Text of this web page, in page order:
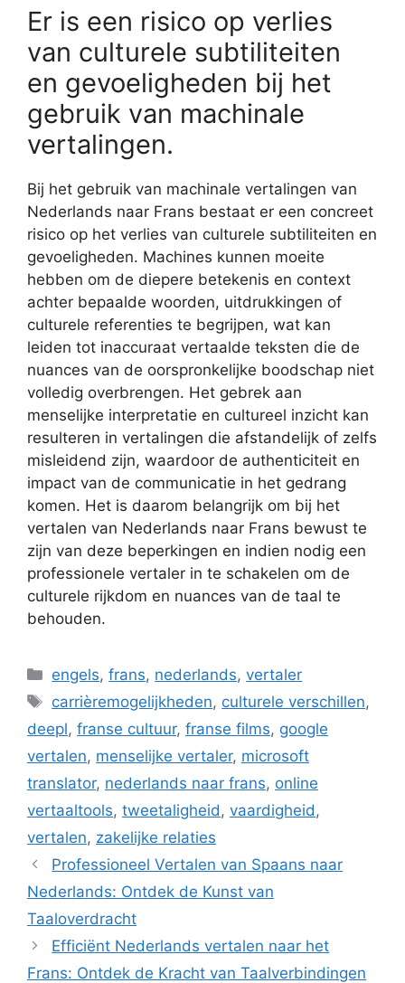
Er is een risico op verlies
van culturele subtiliteiten
en gevoeligheden bij het
gebruik van machinale
vertalingen.
Bij het gebruik van machinale vertalingen van
Nederlands naar Frans bestaat er een concreet
risico op het verlies van culturele subtiliteiten en
gevoeligheden. Machines kunnen moeite
hebben om de diepere betekenis en context
achter bepaalde woorden, uitdrukkingen of
culturele referenties te begrijpen, wat kan
leiden tot inaccuraat vertaalde teksten die de
nuances van de oorspronkelijke boodschap niet
volledig overbrengen. Het gebrek aan
menselijke interpretatie en cultureel inzicht kan
resulteren in vertalingen die afstandelijk of zelfs
misleidend zijn, waardoor de authenticiteit en
impact van de communicatie in het gedrang
komen. Het is daarom belangrijk om bij het
vertalen van Nederlands naar Frans bewust te
zijn van deze beperkingen en indien nodig een
professionele vertaler in te schakelen om de
culturele rijkdom en nuances van de taal te
behouden.
Categorieën
engels,frans, nederlands,vertaler
Tags
carrièremogelijkheden, culturele verschillen,
deepl, franse cultuur, franse films, google
vertalen, menselijke vertaler, microsoft
translator, nederlands naar frans, online
vertaaltools, tweetaligheid , vaardigheid ,
vertalen, zakelijke relaties
Professioneel Vertalen van Spaans naar
Nederlands: Ontdek de Kunst van
Taaloverdracht
Efficiënt Nederlands vertalen naar het
Frans: Ontdek de Kracht van Taalverbindingen